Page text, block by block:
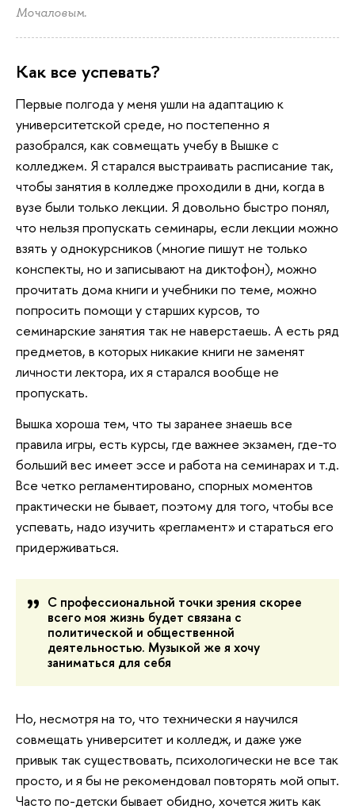
Мочаловым.
Как все успевать?
Первые полгода у меня ушли на адаптацию к
университетской среде, но постепенно я
разобрался, как совмещать учебу в Вышке с
колледжем. Я старался выстраивать расписание так,
чтобы занятия в колледже проходили в дни, когда в
вузе были только лекции. Я довольно быстро понял,
что нельзя пропускать семинары, если лекции можно
взять у однокурсников (многие пишут не только
конспекты, но и записывают на диктофон), можно
прочитать дома книги и учебники по теме, можно
попросить помощи у старших курсов, то
семинарские занятия так не наверстаешь. А есть ряд
предметов, в которых никакие книги не заменят
личности лектора, их я старался вообще не
пропускать.
Вышка хороша тем, что ты заранее знаешь все
правила игры, есть курсы, где важнее экзамен, где-то
больший вес имеет эссе и работа на семинарах и т.д.
Все четко регламентировано, спорных моментов
практически не бывает, поэтому для того, чтобы все
успевать, надо изучить «регламент» и стараться его
придерживаться.
С профессиональной точки зрения скорее
всего моя жизнь будет связана с
политической и общественной
деятельностью. Музыкой же я хочу
заниматься для себя
Но, несмотря на то, что технически я научился
совмещать университет и колледж, и даже уже
привык так существовать, психологически не все так
просто, и я бы не рекомендовал повторять мой опыт.
Часто по-детски бывает обидно, хочется жить как